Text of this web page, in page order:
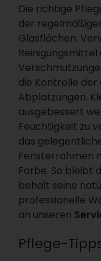
Die richtige
der
Glasflächen.
Reinigungsmittel
die Kontrolle der
Abplatzungen.
ausgebessert
Feuchtigkeit zu
das
Fensterrahmen
Farbe. So bleibt
behält seine
professionelle
an unseren
Pflege-